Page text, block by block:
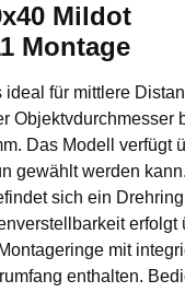
Mildot
Montage
für mittlere
Objektvdurchmesser
Das Modell verfügt
gewählt werden
sich ein
erfolgt
mit
enthalten.